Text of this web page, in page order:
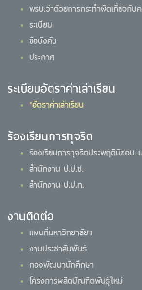
พรบ.ว่าด้วยการกระทำผิดเกี่ยวกับ
ระเบียบ
ข้อบังคับ
ประกาศ
ระเบียบอัตราค่าเล่าเรียน
*อัตราค่าเล่าเรียน
ร้องเรียนการทุจริต
ร้องเรียนการทุจริตประพฤติมิชอบ
สำนักงาน ป.ป.ช.
สำนักงาน ป.ป.ท.
งานติดต่อ
แผนที่มหาวิทยาลัยฯ
งานประชาสัมพันธ์
กองพัฒนานักศึกษา
โครงการผลิตบัณฑิตพันธุ์ใหม่